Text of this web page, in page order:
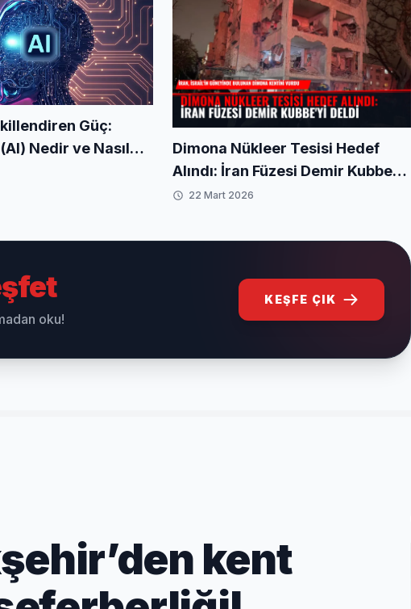
Güç:
Nedir ve Nasıl
Dimona Nükleer Tesisi Hedef
Alındı: İran Füzesi Demir Kubbe'yi
Deldi
22 Mart 2026
oku!
KEŞFE ÇIK
kent